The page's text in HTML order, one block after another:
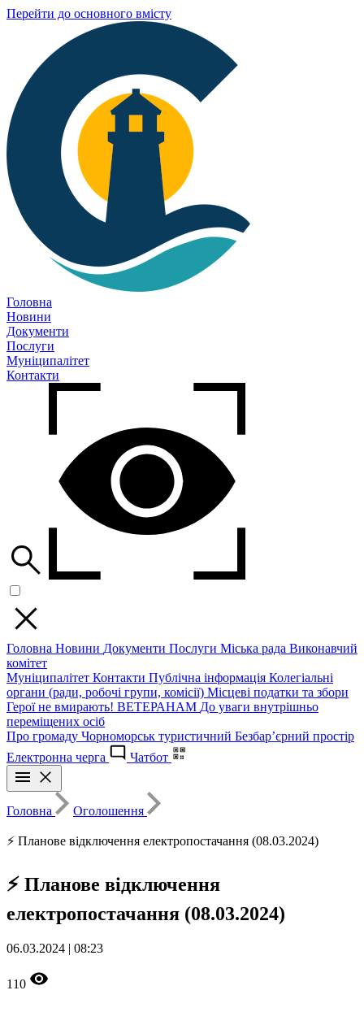
Перейти до основного вмісту
Головна
Новини
Документи
Послуги
Муніципалітет
Контакти
Головна Новини Документи Послуги Міська рада Виконавчий
комітет
Муніципалітет Контакти Публічна інформація Колегіальні
органи (ради, робочі групи, комісії) Місцеві податки та збори
Герої не вмирають! ВЕТЕРАНАМ До уваги внутрішньо
переміщених осіб
Про громаду Чорноморськ туристичний Безбар’єрний простір
Електронна черга
Чатбот
Головна Оголошення
⚡ Планове відключення електропостачання (08.03.2024)
⚡ Планове відключення
електропостачання (08.03.2024)
06.03.2024 | 08:23
110